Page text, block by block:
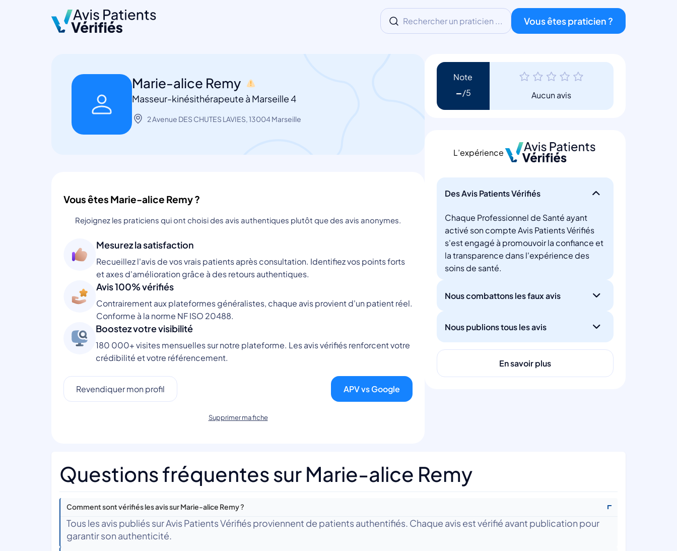
Rechercher un praticien ... Vous êtes praticien ?
Marie-alice Remy
Masseur-kinésithérapeute à Marseille 4
2 Avenue DES CHUTES LAVIES, 13004 Marseille
Vous êtes Marie-alice Remy ?
Rejoignez les praticiens qui ont choisi des avis authentiques plutôt que des avis anonymes.
Mesurez la satisfaction
Recueillez l'avis de vos vrais patients après consultation. Identifiez vos points forts
et axes d'amélioration grâce à des retours authentiques.
Avis 100% vérifiés
Contrairement aux plateformes généralistes, chaque avis provient d'un patient réel.
Conforme à la norme NF ISO 20488.
Boostez votre visibilité
180 000+ visites mensuelles sur notre plateforme. Les avis vérifiés renforcent votre
crédibilité et votre référencement.
Revendiquer mon profil APV vs Google
Supprimer ma fiche
Note
- Aucun avis
L’expérience
Des Avis Patients Vérifiés
Chaque Professionnel de Santé ayant
activé son compte Avis Patients Vérifiés
s'est engagé à promouvoir la confiance et
la transparence dans l'expérience des
soins de santé.
Nous combattons les faux avis
Nous publions tous les avis
En savoir plus
Questions fréquentes sur Marie-alice Remy
Comment sont vérifiés les avis sur Marie-alice Remy ?
Tous les avis publiés sur Avis Patients Vérifiés proviennent de patients authentifiés. Chaque avis est vérifié avant publication pour
garantir son authenticité.